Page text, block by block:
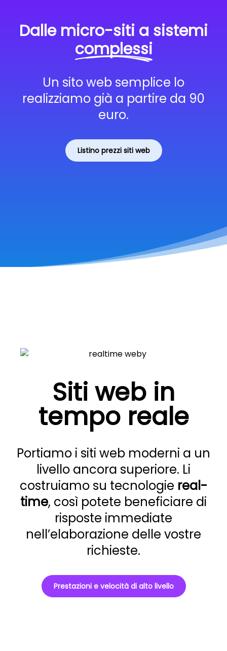
Dalle micro-siti a sistemi
complessi
Un sito web semplice lo
realizziamo già a partire da 90
euro.
Listino prezzi siti web
Siti web in
tempo reale
Portiamo i siti web moderni a un
livello ancora superiore. Li
costruiamo su tecnologie real-
time, così potete beneficiare di
risposte immediate
nell’elaborazione delle vostre
richieste.
Prestazioni e velocità di alto livello